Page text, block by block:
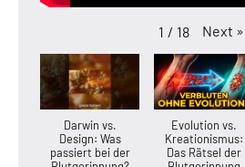
1 / 18 Next »
Darwin vs.
Design: Was
passiert bei der
Evolution vs.
Kreationismus:
Das Rätsel der